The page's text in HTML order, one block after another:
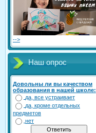
-->
Наш опрос
Довольны ли вы качеством
образования в нашей школе:
да, все устраивает
да, кроме отдельных
предметов
нет